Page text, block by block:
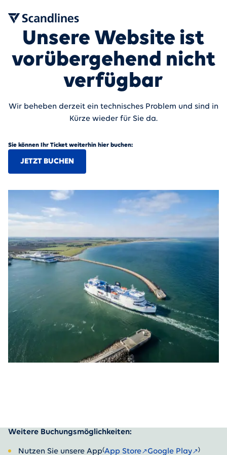
Unsere Website ist
vorübergehend nicht
verfügbar
Wir beheben derzeit ein technisches Problem und sind in
Kürze wieder für Sie da.
Sie können Ihr Ticket weiterhin hier buchen:
JETZT BUCHEN
Weitere Buchungsmöglichkeiten:
Nutzen Sie unsere App(App Store Google Play )